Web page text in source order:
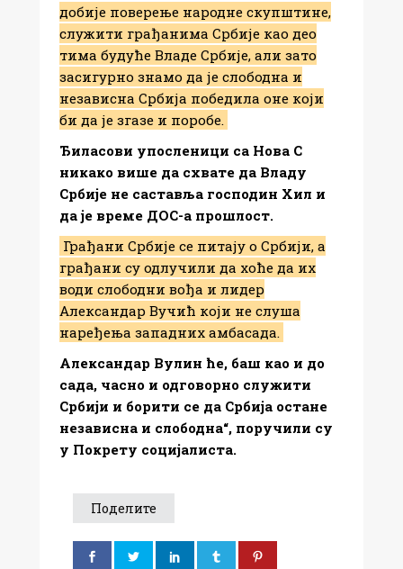
добије поверење народне скупштине,
служити грађанима Србије као део
тима будуће Владе Србије, али зато
засигурно знамо да је слободна и
независна Србија победила оне који
би да је згазе и поробе.
Ђиласови упосленици са Нова С
никако више да схвате да Владу
Србије не саставља господин Хил и
да је време ДОС-а прошлост.
Грађани Србије се питају о Србији, а
грађани су одлучили да хоће да их
води слободни вођа и лидер
Александар Вучић који не слуша
наређења западних амбасада.
Александар Вулин ће, баш као и до
сада, часно и одговорно служити
Србији и борити се да Србија остане
независна и слободна“, поручили су
у Покрету социјалиста.
Поделите